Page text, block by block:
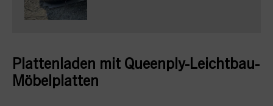
Plattenladen mit Queenply-Leichtbau-
Möbelplatten